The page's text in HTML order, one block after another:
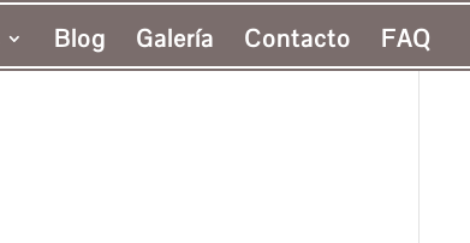
Blog Galería Contacto FAQ